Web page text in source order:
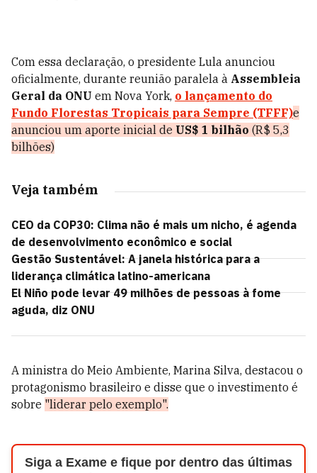
Com essa declaração, o presidente Lula anunciou
oficialmente, durante reunião paralela à Assembleia
Geral da ONU em Nova York, o lançamento do
Fundo Florestas Tropicais para Sempre (TFFF)e
anunciou um aporte inicial de US$ 1 bilhão (R$ 5,3
bilhões)
Veja também
CEO da COP30: Clima não é mais um nicho, é agenda
de desenvolvimento econômico e social
Gestão Sustentável: A janela histórica para a
liderança climática latino-americana
El Niño pode levar 49 milhões de pessoas à fome
aguda, diz ONU
A ministra do Meio Ambiente, Marina Silva, destacou o
protagonismo brasileiro e disse que o investimento é
sobre "liderar pelo exemplo".
Siga a Exame e fique por dentro das últimas